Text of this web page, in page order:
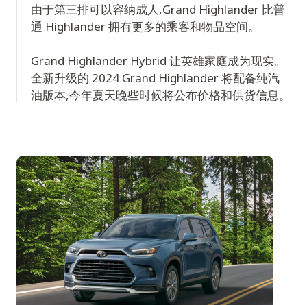
由于第三排可以容纳成人,Grand Highlander 比普
通 Highlander 拥有更多的乘客和物品空间。
Grand Highlander Hybrid 让英雄家庭成为现实。
全新升级的 2024 Grand Highlander 将配备纯汽
油版本,今年夏天晚些时候将公布价格和供货信息。